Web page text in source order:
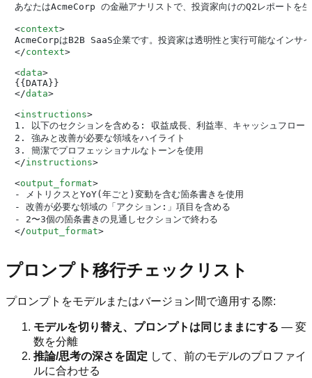
あなたはAcmeCorp の金融アナリストで、投資家向けのQ2レポートを
<context>
</context>
<data>
</data>
<instructions>
1. 以下のセクションを含める: 収益成長、利益率、キャッシュフロー
2. 強みと改善が必要な領域をハイライト
</instructions>
<output_format>
- メトリクスとYoY(年ごと)変動を含む箇条書きを使用
- 改善が必要な領域の「アクション:」項目を含める
</output_format>
プロンプト移行チェックリスト
プロンプトをモデルまたはバージョン間で適用する際:
モデルを切り替え、プロンプトは同じままにする — 変
数を分離
推論/思考の深さを固定 して、前のモデルのプロファイ
ルに合わせる